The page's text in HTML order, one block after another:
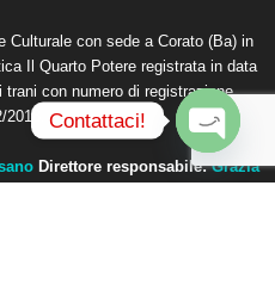
Culturale con sede a Corato (Ba) in
Il Quarto Potere registrata in data
con numero di registrazione
Direttore responsabile:Grazia
Contattaci!
O